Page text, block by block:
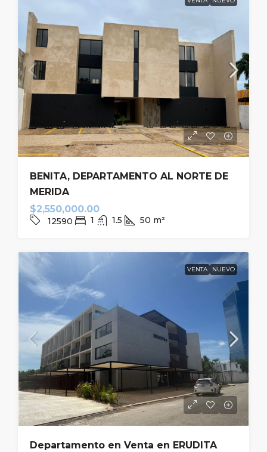
BENITA, DEPARTAMENTO AL NORTE DE
MERIDA
$2,550,000.00
12590 1 1.5 50 m²
VENTA NUEVO
Departamento en Venta en ERUDITA